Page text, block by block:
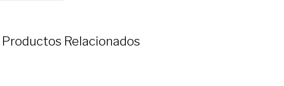
Productos Relacionados